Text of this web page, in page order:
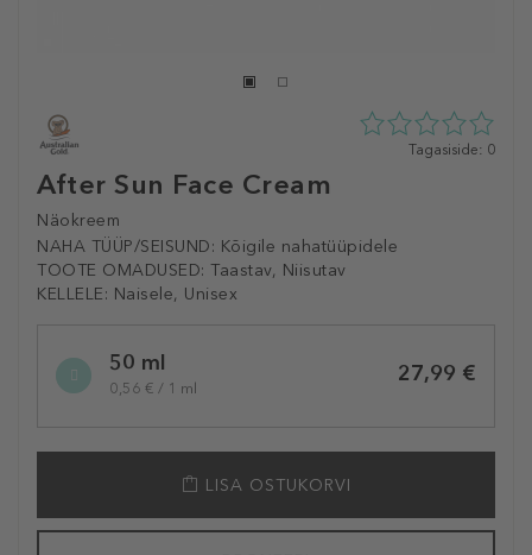
After Sun Face Cream
Näokreem
NAHA TÜÜP/SEISUND: Kõigile nahatüüpidele
TOOTE OMADUSED: Taastav, Niisutav
KELLELE: Naisele, Unisex
0
Tagasiside: 0
variation50 ml
0,56 € / 1 ml
27,99 €
LISA OSTUKORVI